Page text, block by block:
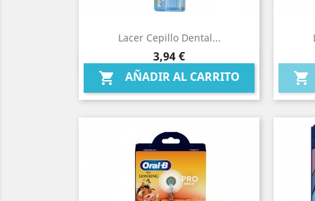
Lacer Cepillo Dental...
Precio
3,94 €
 AÑADIR AL CARRITO
Vista rápida
